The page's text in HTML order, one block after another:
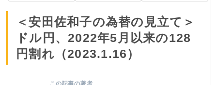
＜安田佐和子の為替の見立て＞
ドル円、2022年5月以来の128
円割れ（2023.1.16）
この記事の著者